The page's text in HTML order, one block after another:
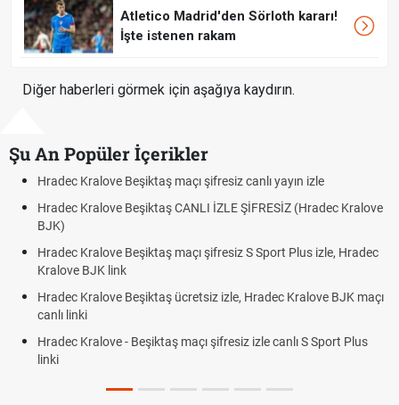
Atletico Madrid'den Sörloth kararı!
İşte istenen rakam
Diğer haberleri görmek için aşağıya kaydırın.
Şu An Popüler İçerikler
şifresiz canlı yayın izle
İZLE ŞİFRESİZ (Hradec Kralove
şifresiz S Sport Plus izle, Hradec
izle, Hradec Kralove BJK maçı
şifresiz izle canlı S Sport Plus
Hradec Kralove - Beşiktaş
Hradec Kralove Beşiktaş
Trivela Nedir? Trivela Vuruşu
Plonjon Nedir? Kalecilikte